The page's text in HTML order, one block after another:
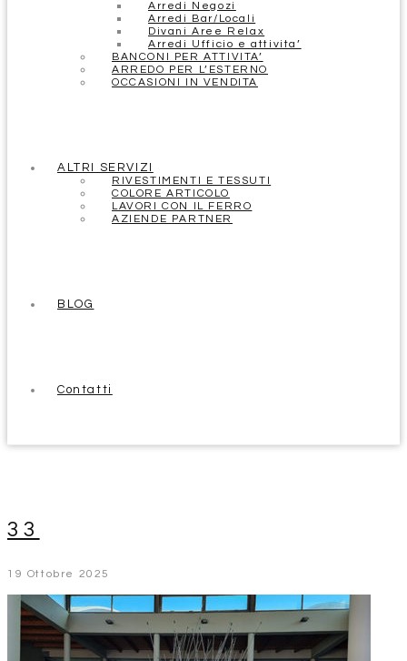
Arredi Negozi
Arredi Bar/Locali
Divani Aree Relax
Arredi Ufficio e attivita’
BANCONI PER ATTIVITA’
ARREDO PER L’ESTERNO
OCCASIONI IN VENDITA
ALTRI SERVIZI
RIVESTIMENTI E TESSUTI
COLORE ARTICOLO
LAVORI CON IL FERRO
AZIENDE PARTNER
BLOG
Contatti
33
19 Ottobre 2025